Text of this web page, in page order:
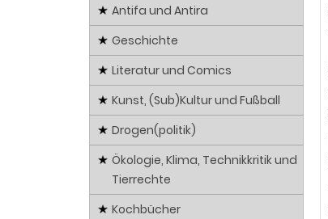
Antifa und Antira
Geschichte
Literatur und Comics
Kunst, (Sub)Kultur und Fußball
Drogen(politik)
Ökologie, Klima, Technikkritik und
Tierrechte
Kochbücher